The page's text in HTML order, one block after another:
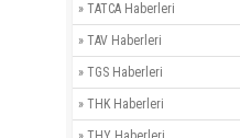
» TATCA Haberleri
» TAV Haberleri
» TGS Haberleri
» THK Haberleri